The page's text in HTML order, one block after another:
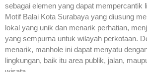
sebagai elemen yang dapat mempercantik
Motif Balai Kota Surabaya yang diusung
lokal yang unik dan menarik perhatian,
yang sempurna untuk wilayah perkotaan.
menarik, manhole ini dapat menyatu
lingkungan, baik itu area publik, jalan,